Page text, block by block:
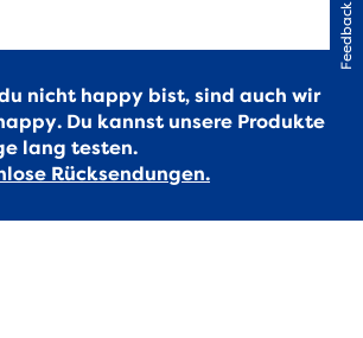
nicht happy bist, sind auch wir
Du kannst unsere Produkte
lang testen.
Rücksendungen.
Feedback